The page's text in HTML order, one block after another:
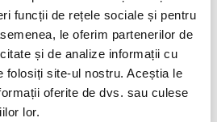
funcții de rețele sociale și pentru
le oferim partenerilor de
și de analize informații cu
folosiți site-ul nostru. Aceștia le
oferite de dvs. sau culese
lor.